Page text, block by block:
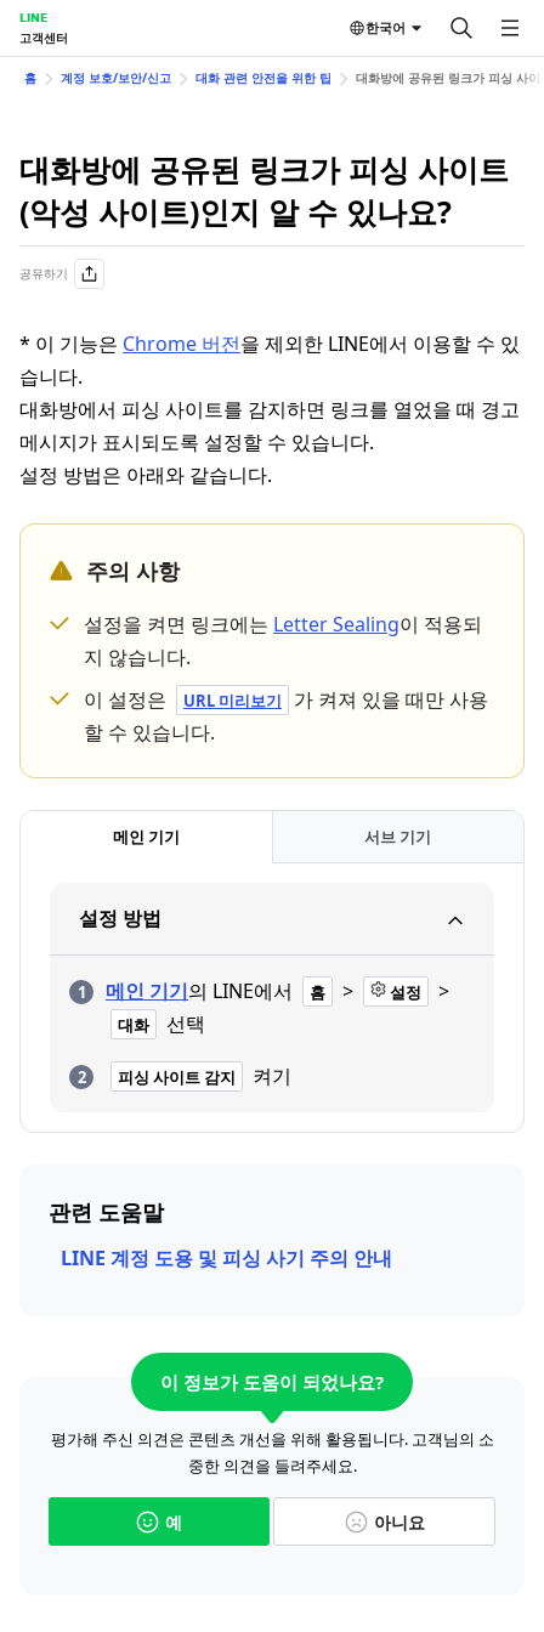
LINE
고객센터
한국어
홈 계정 보호/보안/신고 대화 관련 안전을 위한 팁 대화방에 공유된 링크가 피싱 사
대화방에 공유된 링크가 피싱 사이트
(악성 사이트)인지 알 수 있나요?
공유하기
* 이 기능은 Chrome 버전을 제외한 LINE에서 이용할 수 있
습니다.
대화방에서 피싱 사이트를 감지하면 링크를 열었을 때 경고
메시지가 표시되도록 설정할 수 있습니다.
설정 방법은 아래와 같습니다.
주의 사항
설정을 켜면 링크에는 Letter Sealing이 적용되
지 않습니다.
이 설정은
URL 미리보기
가 켜져 있을 때만 사용
할 수 있습니다.
메인 기기 서브 기기
설정 방법
메인 기기의 LINE에서 홈 > 설정 >
대화 선택
피싱 사이트 감지 켜기
관련 도움말
LINE 계정 도용 및 피싱 사기 주의 안내
이 정보가 도움이 되었나요?
평가해 주신 의견은 콘텐츠 개선을 위해 활용됩니다. 고객님의 소
중한 의견을 들려주세요.
예 아니요